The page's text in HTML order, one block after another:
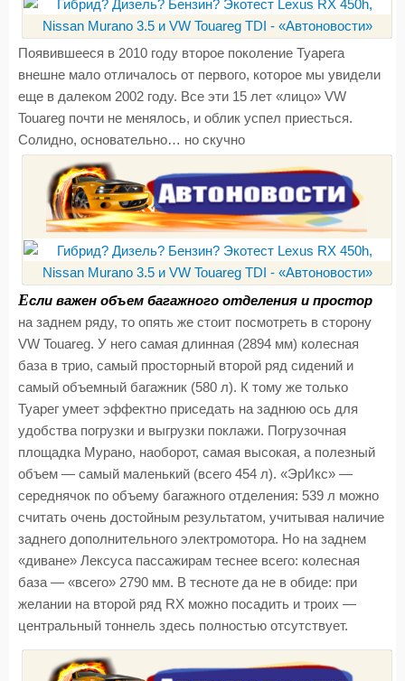
Появившееся в 2010 году второе поколение Туарега
внешне мало отличалось от первого, которое мы увидели
еще в далеком 2002 году. Все эти 15 лет «лицо» VW
Touareg почти не менялось, и облик успел приесться.
Солидно, основательно… но скучно
Если важен объем багажного отделения и простор
на заднем ряду, то опять же стоит посмотреть в сторону
VW Touareg. У него самая длинная (2894 мм) колесная
база в трио, самый просторный второй ряд сидений и
самый объемный багажник (580 л). К тому же только
Туарег умеет эффектно приседать на заднюю ось для
удобства погрузки и выгрузки поклажи. Погрузочная
площадка Мурано, наоборот, самая высокая, а полезный
объем — самый маленький (всего 454 л). «ЭрИкс» —
середнячок по объему багажного отделения: 539 л можно
считать очень достойным результатом, учитывая наличие
заднего дополнительного электромотора. Но на заднем
«диване» Лексуса пассажирам теснее всего: колесная
база — «всего» 2790 мм. В тесноте да не в обиде: при
желании на второй ряд RX можно посадить и троих —
центральный тоннель здесь полностью отсутствует.